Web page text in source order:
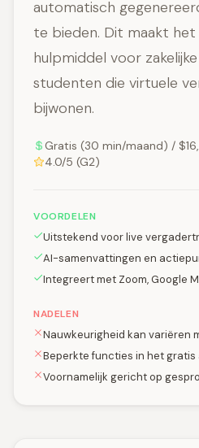
automatisch
te bieden. Dit maakt
hulpmiddel voor
studenten die virtuele
bijwonen.
Gratis (30 min/maand) /
4.0/5 (G2)
VOORDELEN
Uitstekend voor live
AI-samenvattingen en
Integreert met Zoom, Google
NADELEN
Nauwkeurigheid kan variëren
Beperkte functies in het
Voornamelijk gericht op